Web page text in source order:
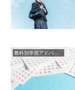
教科別学習アドバイス